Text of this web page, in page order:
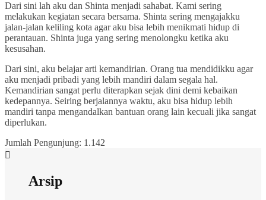
Dari sini lah aku dan Shinta menjadi sahabat. Kami sering
melakukan kegiatan secara bersama. Shinta sering mengajakku
jalan-jalan keliling kota agar aku bisa lebih menikmati hidup di
perantauan. Shinta juga yang sering menolongku ketika aku
kesusahan.
Dari sini, aku belajar arti kemandirian. Orang tua mendidikku agar
aku menjadi pribadi yang lebih mandiri dalam segala hal.
Kemandirian sangat perlu diterapkan sejak dini demi kebaikan
kedepannya. Seiring berjalannya waktu, aku bisa hidup lebih
mandiri tanpa mengandalkan bantuan orang lain kecuali jika sangat
diperlukan.
Jumlah Pengunjung: 1.142
Arsip